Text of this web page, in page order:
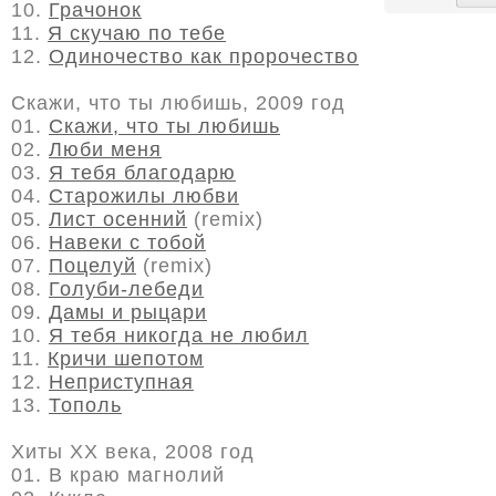
10. Грачонок
11. Я скучаю по тебе
12. Одиночество как пророчество
Скажи, что ты любишь, 2009 год
01. Скажи, что ты любишь
02. Люби меня
03. Я тебя благодарю
04. Старожилы любви
05. Лист осенний (remix)
06. Навеки с тобой
07. Поцелуй (remix)
08. Голуби-лебеди
09. Дамы и рыцари
10. Я тебя никогда не любил
11. Кричи шепотом
12. Неприступная
13. Тополь
Хиты ХХ века, 2008 год
01. В краю магнолий